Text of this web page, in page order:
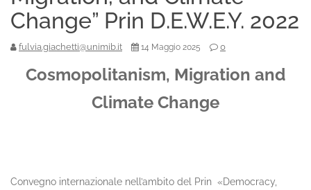
Change” Prin D.E.W.E.Y. 2022
fulvia.giachetti@unimib.it 14 Maggio 2025 0
Cosmopolitanism, Migration and
Climate Change
Convegno internazionale nell’ambito del Prin «Democracy,